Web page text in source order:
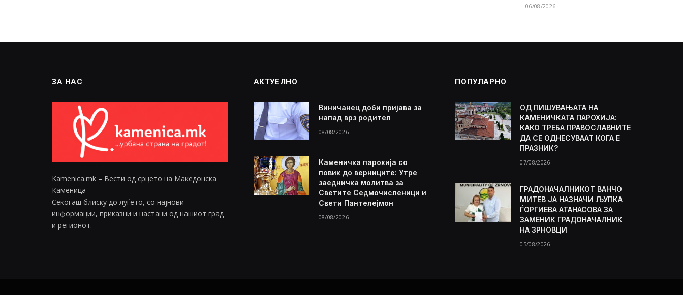
06/08/2026
ЗА НАС
Kamenica.mk – Вести од срцето на Македонска
Каменица
Секогаш блиску до луѓето, со најнови
информации, приказни и настани од нашиот град
и регионот.
АКТУЕЛНО
Виничанец доби пријава за
напад врз родител
08/08/2026
Каменичка парохија со
повик до верниците: Утре
заедничка молитва за
Светите Седмочисленици и
Свети Пантелејмон
08/08/2026
ПОПУЛАРНО
ОД ПИШУВАЊАТА НА
КАМЕНИЧКАТА ПАРОХИЈА:
КАКО ТРЕБА ПРАВОСЛАВНИТЕ
ДА СЕ ОДНЕСУВААТ КОГА Е
ПРАЗНИК?
07/08/2026
ГРАДОНАЧАЛНИКОТ ВАНЧО
МИТЕВ ЈА НАЗНАЧИ ЉУПКА
ЃОРГИЕВА АТАНАСОВА ЗА
ЗАМЕНИК ГРАДОНАЧАЛНИК
НА ЗРНОВЦИ
05/08/2026